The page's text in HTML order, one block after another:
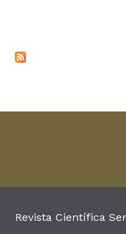
Revista Científica